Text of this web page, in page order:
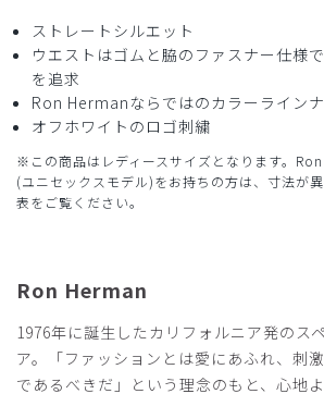
商品：R30レディース:Ron Herman ス
ージュ/XL
役に立った 0
年齢:30代 身長:
最高
サラサラして履き心地はいいし、
チャックが横なので座った時にお腹に当
ストレートシルエット
ウエストはゴムと脇のファスナー仕様
を追求
Ron Hermanならではのカラーライン
オフホワイトのロゴ刺繍
※この商品はレディースサイズとなります。
(ユニセックスモデル)をお持ちの方は、寸法が
表をご覧ください。
Ron Herman
1976年に誕生したカリフォルニア発のス
ア。「ファッションとは愛にあふれ、刺
であるべきだ」という理念のもと、心地